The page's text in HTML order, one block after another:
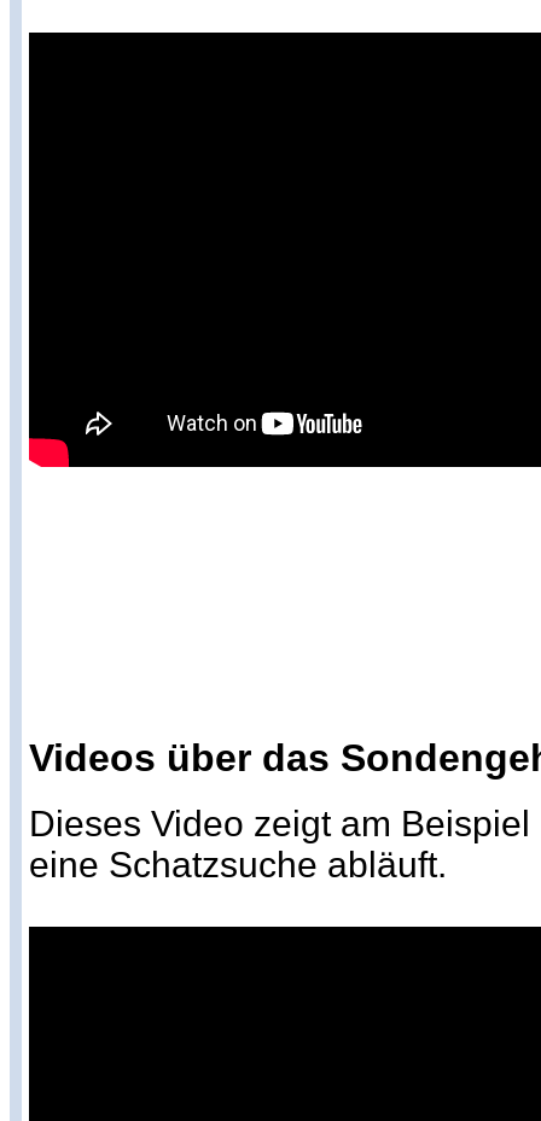
Videos über das
Dieses Video zeigt am
eine Schatzsuche abläuft.